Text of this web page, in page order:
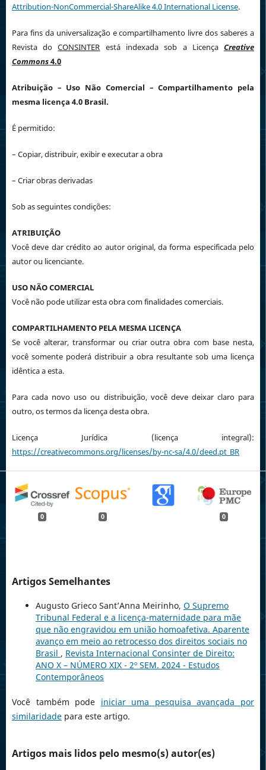
Attribution-NonCommercial-ShareAlike 4.0 International License.
Para fins da universalização e compartilhamento livre dos saberes a
Revista doCONSINTER está indexada sob a LicençaCreative
Commons4.0
Atribuição – Uso Não Comercial – Compartilhamento pela
mesma licença 4.0 Brasil.
É permitido:
– Copiar, distribuir, exibir e executar a obra
– Criar obras derivadas
Sob as seguintes condições:
ATRIBUIÇÃO
Você deve dar crédito ao autor original, da forma especificada pelo
autor ou licenciante.
USO NÃO COMERCIAL
Você não pode utilizar esta obra com finalidades comerciais.
COMPARTILHAMENTO PELA MESMA LICENÇA
Se você alterar, transformar ou criar outra obra com base nesta,
você somente poderá distribuir a obra resultante sob uma licença
idêntica a esta.
Para cada novo uso ou distribuição, você deve deixar claro para
outro, os termos da licença desta obra.
Licença Jurídica (licença integral):
https://creativecommons.org/licenses/by-nc-sa/4.0/deed.pt_BR
0 0 0
Artigos Semelhantes
Augusto Grieco Sant’Anna Meirinho, O Supremo
Tribunal Federal e a licença-maternidade para mãe
que não engravidou em união homoafetiva. Aparente
avanço em meio ao retrocesso dos direitos sociais no
Brasil , Revista Internacional Consinter de Direito:
ANO X – NÚMERO XIX - 2º SEM. 2024 - Estudos
Contemporâneos
Você também pode iniciar uma pesquisa avançada por
similaridadepara este artigo.
Artigos mais lidos pelo mesmo(s) autor(es)